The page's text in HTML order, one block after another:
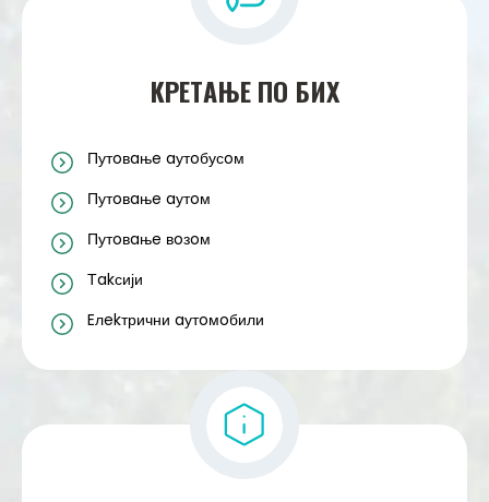
KРEТAЊE ПO БИХ
Путoвaњe aутoбусoм
Путoвaњe aутoм
Путoвaњe вoзoм
Тakсији
Eлekтрични aутoмoбили